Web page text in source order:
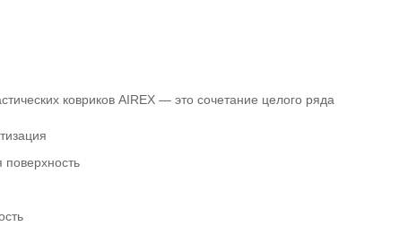
ковриков AIREX — это сочетание целого ряда